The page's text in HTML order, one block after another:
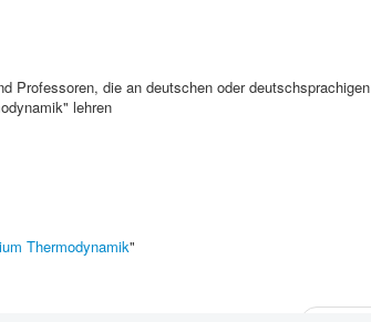
Professoren, die an deutschen oder deutschsprachigen
lehren
Thermodynamik"